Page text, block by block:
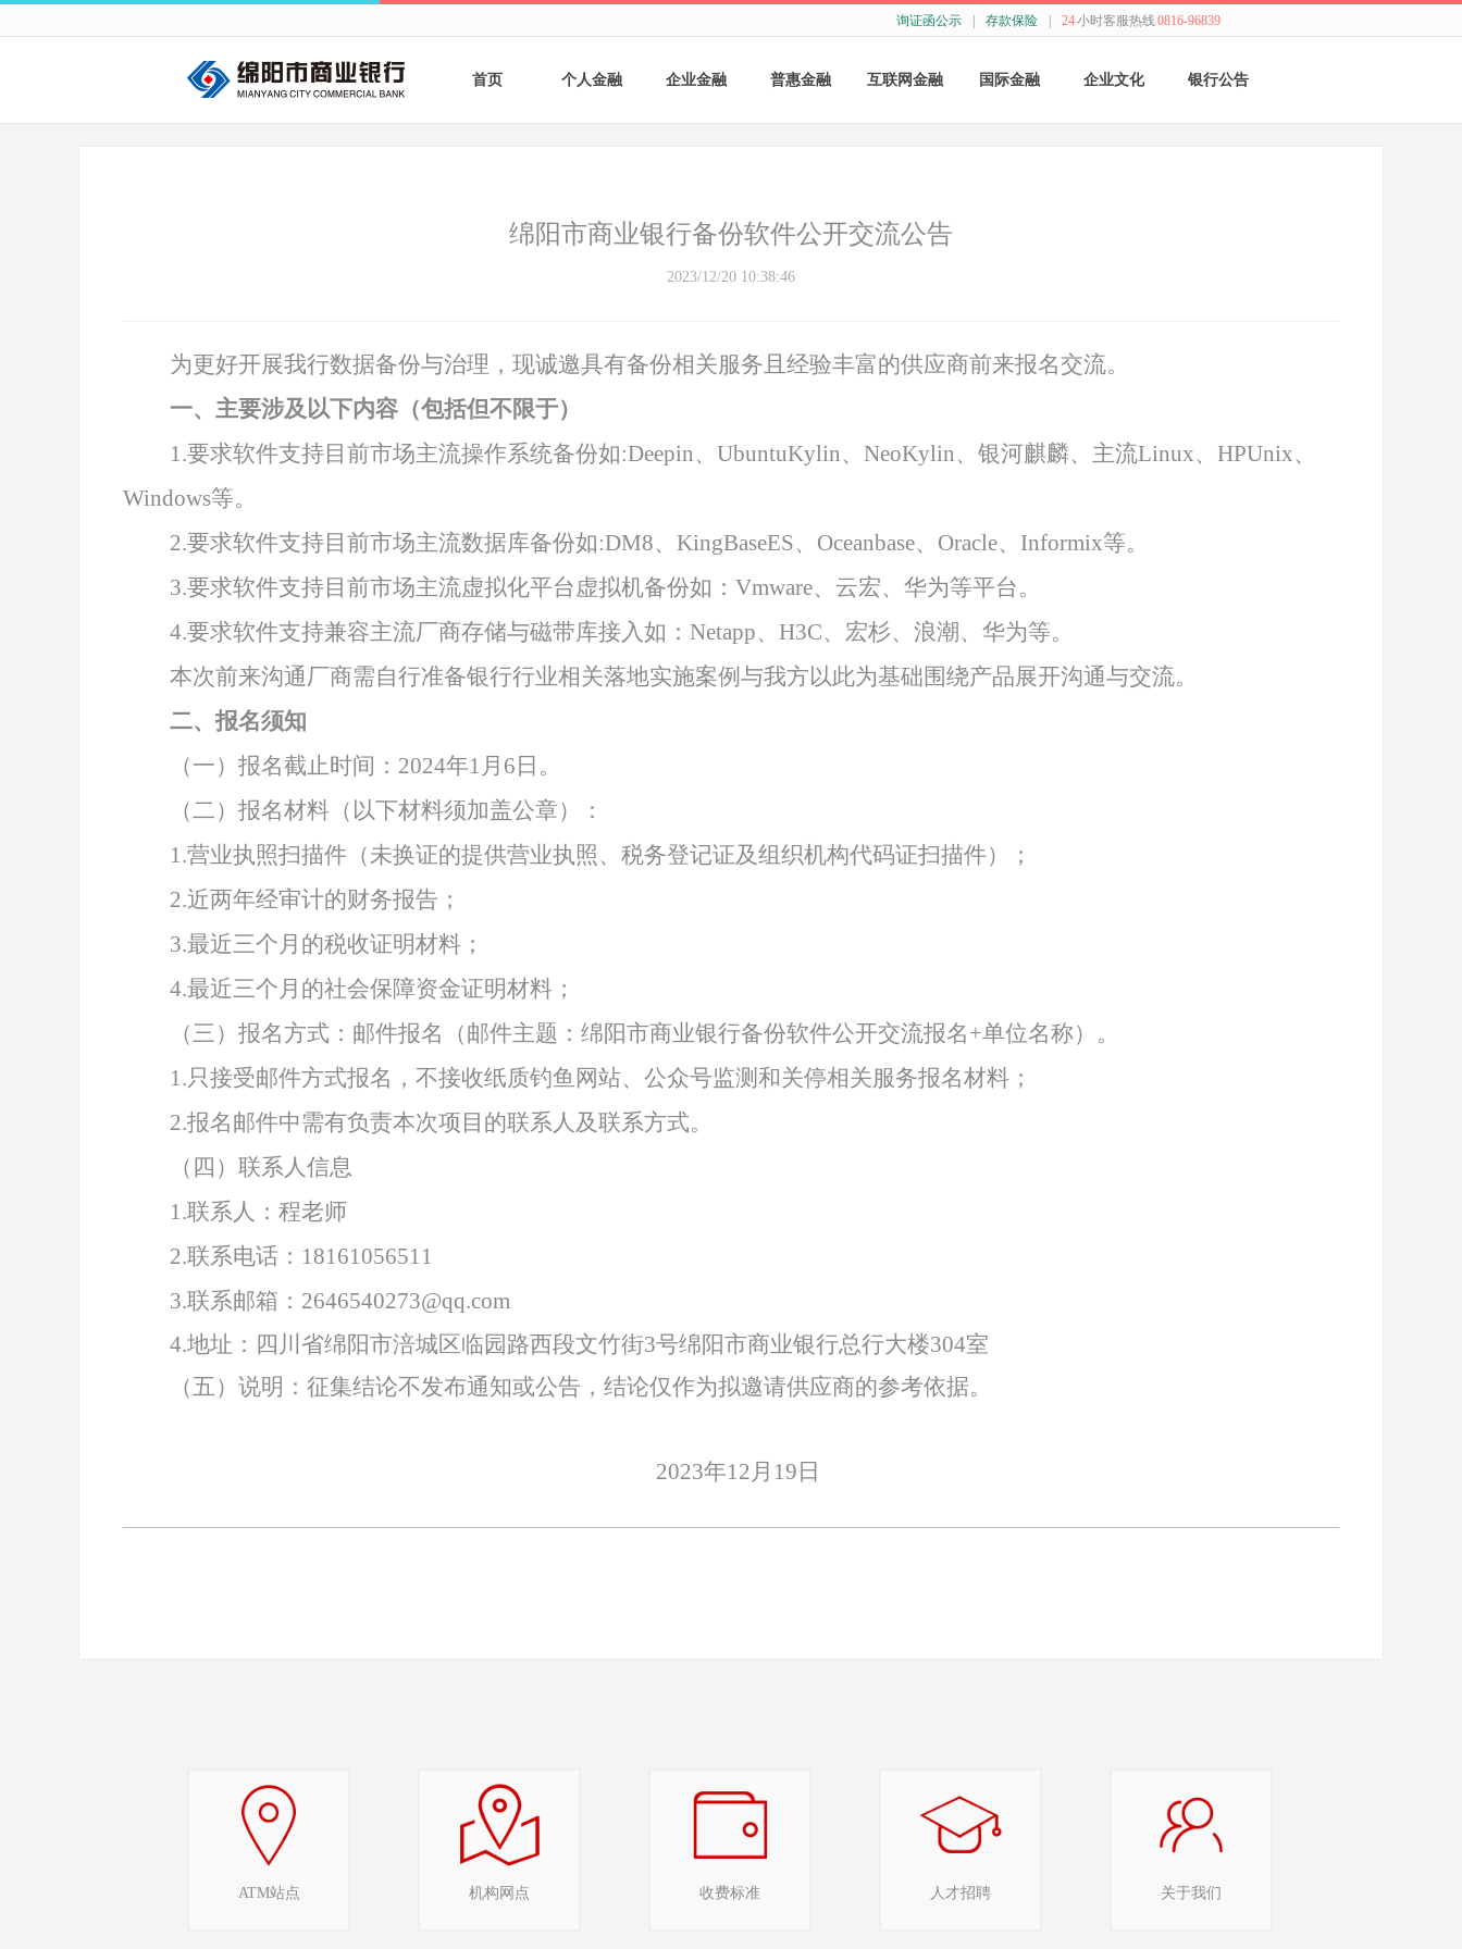
询证函公示 存款保险 24小时客服热线0816-96839
首页 个人金融
财富管理
企业金融
票据融资
特色中间业务
现金管理
普惠金融 互联网金融 国际金融
特色业务
企业文化
经营哲学
银行公告
绵阳市商业银行备份软件公开交流公告
2023/12/20 10:38:46
为更好开展我行数据备份与治理，现诚邀具有备份相关服务且经验丰富的供应商前来报名交流。
一、 主要涉及以下内容（包括但不限于）
1.要求软件支持目前市场主流操作系统备份如:Deepin、UbuntuKylin、NeoKylin、银河麒麟、主流Linux、HPUnix、
Windows等。
2.要求软件支持目前市场主流数据库备份如:DM8、KingBaseES、Oceanbase、Oracle、Informix等。
3.要求软件支持目前市场主流虚拟化平台虚拟机备份如：Vmware、云宏、华为等平台。
4.要求软件支持兼容主流厂商存储与磁带库接入如：Netapp、H3C、宏杉、浪潮、华为等。
本次前来沟通厂商需自行准备银行行业相关落地实施案例与我方以此为基础围绕产品展开沟通与交流。
二、报名须知
（一）报名截止时间 ： 2024年1月6日。
（二）报名材料 （以下材料须加盖公章）：
1.营业执照扫描件（未换证的提供营业执照、税务登记证及组织机构代码证扫描件）；
2.近两年经审计的财务报告；
3.最近三个月的税收证明材料；
4.最近三个月的社会保障资金证明材料；
（三）报名方式 ：邮件报名（邮件主题：绵阳市商业银行备份软件公开交流报名+单位名称）。
1.只接受邮件方式报名，不接收纸质钓鱼网站、公众号监测和关停相关服务报名材料；
2.报名邮件中需有负责本次项目的联系人及联系方式。
（ 四 ） 联系人信息
1.联系人：程老师
2.联系电话： 18161056511
3.联系邮箱： 2646540273@qq.com
4.地址：四川省绵阳市涪城区临园路西段文竹街3号绵阳市商业银行总行大楼304室
（五）说明 ：征集结论不发布通知或公告，结论仅作为拟邀请供应商的参考依据。
2023年12月19日
ATM站点 机构网点 收费标准 人才招聘 关于我们